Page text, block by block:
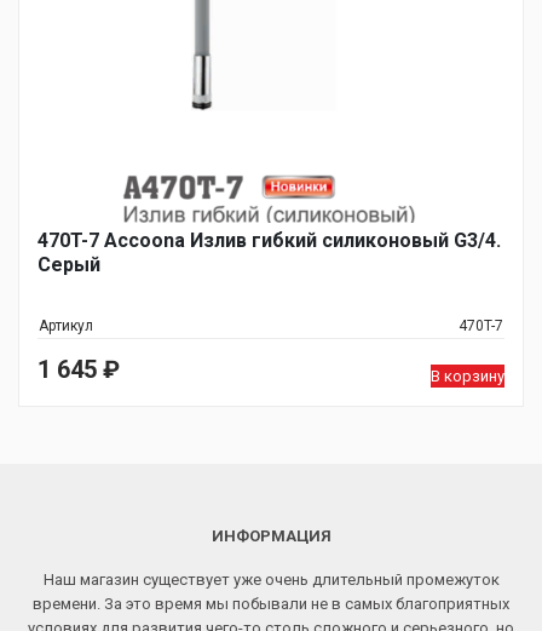
470T-7 Accoona Излив гибкий силиконовый G3/4.
Серый
Артикул 470T-7
1 645 ₽ В корзину
ИНФОРМАЦИЯ
Наш магазин существует уже очень длительный промежуток
времени. За это время мы побывали не в самых благоприятных